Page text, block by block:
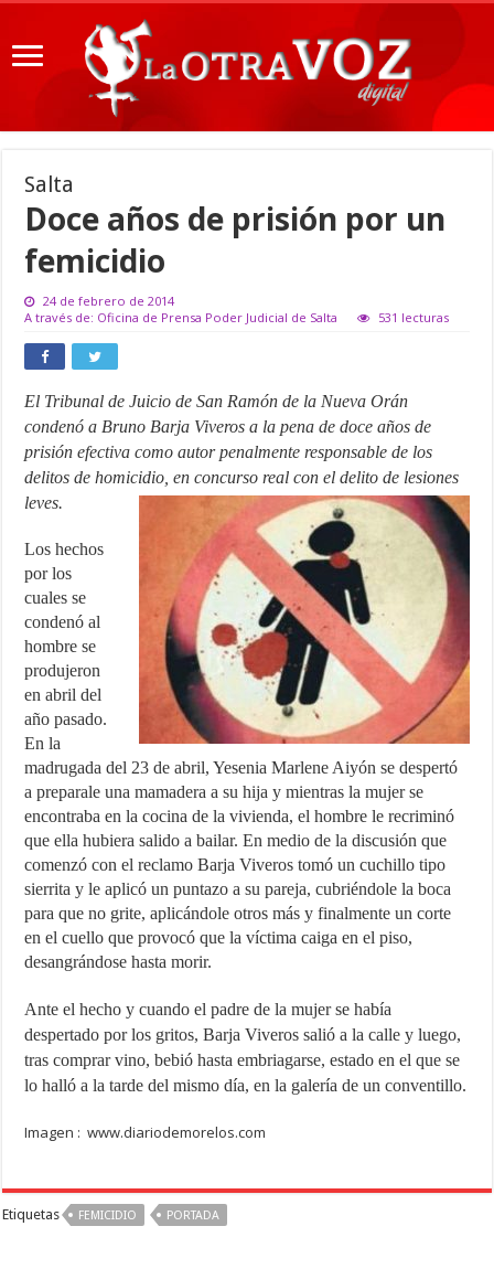
Salta
Doce años de prisión por un
femicidio
24 de febrero de 2014
A través de: Oficina de Prensa Poder Judicial de Salta
531 lecturas
El Tribunal de Juicio de San Ramón de la Nueva Orán
condenó a Bruno Barja Viveros a la pena de doce años de
prisión efectiva como autor penalmente responsable de los
delitos de homicidio, en concurso real con el delito de lesiones
leves.
Los hechos
por los
cuales se
condenó al
hombre se
produjeron
en abril del
año pasado.
En la
madrugada del 23 de abril, Yesenia Marlene Aiyón se despertó
a preparale una mamadera a su hija y mientras la mujer se
encontraba en la cocina de la vivienda, el hombre le recriminó
que ella hubiera salido a bailar. En medio de la discusión que
comenzó con el reclamo Barja Viveros tomó un cuchillo tipo
sierrita y le aplicó un puntazo a su pareja, cubriéndole la boca
para que no grite, aplicándole otros más y finalmente un corte
en el cuello que provocó que la víctima caiga en el piso,
desangrándose hasta morir.
Ante el hecho y cuando el padre de la mujer se había
despertado por los gritos, Barja Viveros salió a la calle y luego,
tras comprar vino, bebió hasta embriagarse, estado en el que se
lo halló a la tarde del mismo día, en la galería de un conventillo.
Imagen : www.diariodemorelos.com
Etiquetas FEMICIDIO PORTADA